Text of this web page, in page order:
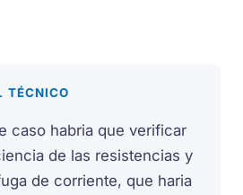
TÉCNICO
caso habria que verificar
de las resistencias y
de corriente, que haria